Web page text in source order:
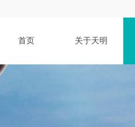
首页 关于天明